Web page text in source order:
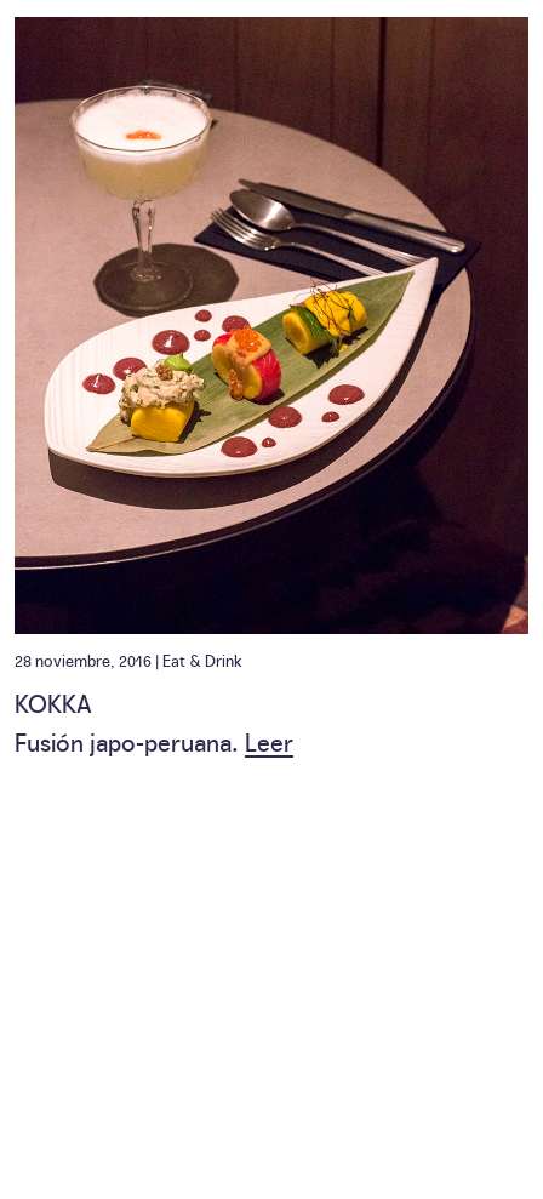
28 noviembre, 2016 | Eat & Drink
KOKKA
Fusión japo-peruana. Leer